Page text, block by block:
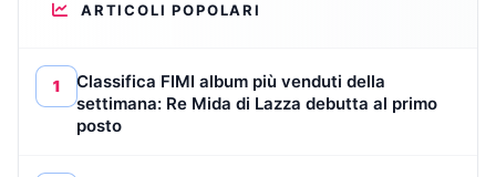
ARTICOLI POPOLARI
1
Classifica FIMI album più venduti della
settimana: Re Mida di Lazza debutta al primo
posto